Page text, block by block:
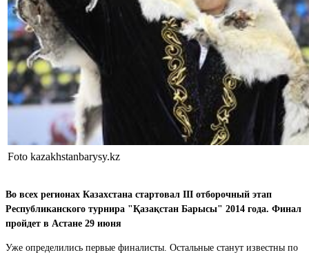
Foto kazakhstanbarysy.kz
Во всех регионах Казахстана стартовал III отборочный этап
Республиканского турнира "Қазақстан Барысы" 2014 года. Финал
пройдет в Астане 29 июня
Уже определились первые финалисты. Остальные станут известны по